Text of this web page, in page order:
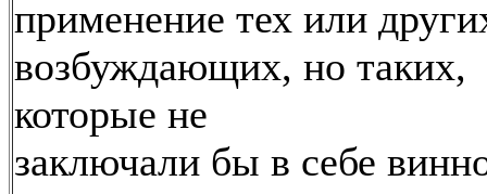
применение тех или
возбуждающих, но таких,
которые не
заключали бы в себе